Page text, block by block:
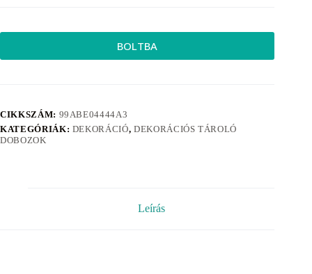
BOLTBA
CIKKSZÁM: 99ABE04444A3
KATEGÓRIÁK: DEKORÁCIÓ, DEKORÁCIÓS TÁROLÓ
DOBOZOK
Leírás